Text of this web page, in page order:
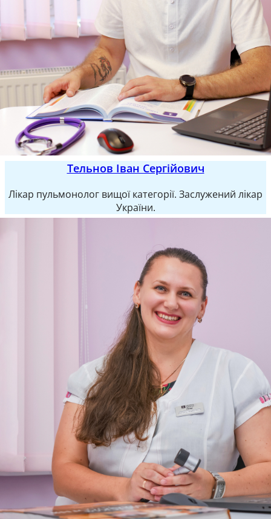
Тельнов Іван Сергійович
Лікар пульмонолог вищої категорії. Заслужений лікар
України.